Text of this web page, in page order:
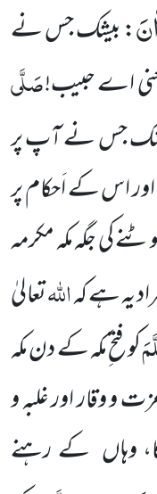
: بیشک جس نے
اے حبیب!صَلَّی
جس نے آپ پر
اور اس کے اَحکام پر
کی جگہ مکہ مکرمہ
یہ ہے کہاللہتعالیٰ
کو فتح ِمکہ کے دن مکہ
وقار اور غلبہ و
وہاں کے رہنے